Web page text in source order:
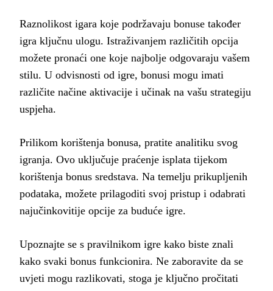
Raznolikost igara koje podržavaju bonuse također
igra ključnu ulogu. Istraživanjem različitih opcija
možete pronaći one koje najbolje odgovaraju vašem
stilu. U odvisnosti od igre, bonusi mogu imati
različite načine aktivacije i učinak na vašu strategiju
uspjeha.
Prilikom korištenja bonusa, pratite analitiku svog
igranja. Ovo uključuje praćenje isplata tijekom
korištenja bonus sredstava. Na temelju prikupljenih
podataka, možete prilagoditi svoj pristup i odabrati
najučinkovitije opcije za buduće igre.
Upoznajte se s pravilnikom igre kako biste znali
kako svaki bonus funkcionira. Ne zaboravite da se
uvjeti mogu razlikovati, stoga je ključno pročitati